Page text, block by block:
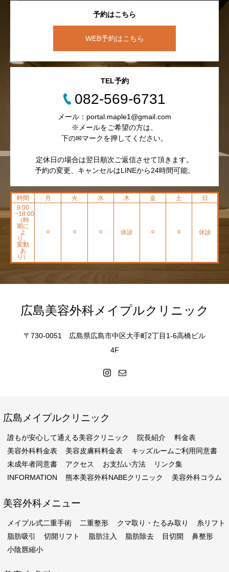
予約はこちら
WEB予約はこちら
TEL予約
082-569-6731
メール：portal.maple1@gmail.com
※メールをご希望の方は、
下の✉マークを押してください。
定休日の場合は翌日順次ご返信させて頂きます。
予約の変更、キャンセルはLINEから24時間可能。
時間 月 火 水 木 金 土
日
9:00
~18:00
（時
期に
よ
り、
変動
あ
り）
⚪︎ ⚪︎ ⚪︎ 休診 ⚪︎ ⚪︎ 休診
広島美容外科メイプルクリニック
〒730-0051 広島県広島市中区大手町2丁目1-6高橋ビル
4F
広島メイプルクリニック
誰もが安心して通える美容クリニック 院長紹介
料金表
美容外科料金表
美容皮膚科料金表
キッズルームご利用同意書
未成年者同意書
アクセス お支払い方法
リンク集
INFORMATION
熊本美容外科NABEクリニック 美容外科コラム
美容外科メニュー
メイプル式二重手術 二重整形 クマ取り・たるみ取り
糸リフト
脂肪吸引
切開リフト 脂肪注入 脂肪除去 目切開
鼻整形
小陰唇縮小